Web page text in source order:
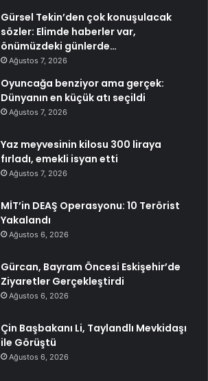
Gürsel Tekin’den çok konuşulacak
sözler: Elimde haberler var,
önümüzdeki günlerde…
Ağustos 7, 2026
Oyuncağa benziyor ama gerçek:
Dünyanın en küçük atı seçildi
Ağustos 7, 2026
Yaz meyvesinin kilosu 300 liraya
fırladı, emekli isyan etti
Ağustos 7, 2026
MİT’in DEAŞ Operasyonu: 10 Terörist
Yakalandı
Ağustos 6, 2026
Gürcan, Bayram Öncesi Eskişehir’de
Ziyaretler Gerçekleştirdi
Ağustos 6, 2026
Çin Başbakanı Li, Taylandlı Mevkidaşı
ile Görüştü
Ağustos 6, 2026